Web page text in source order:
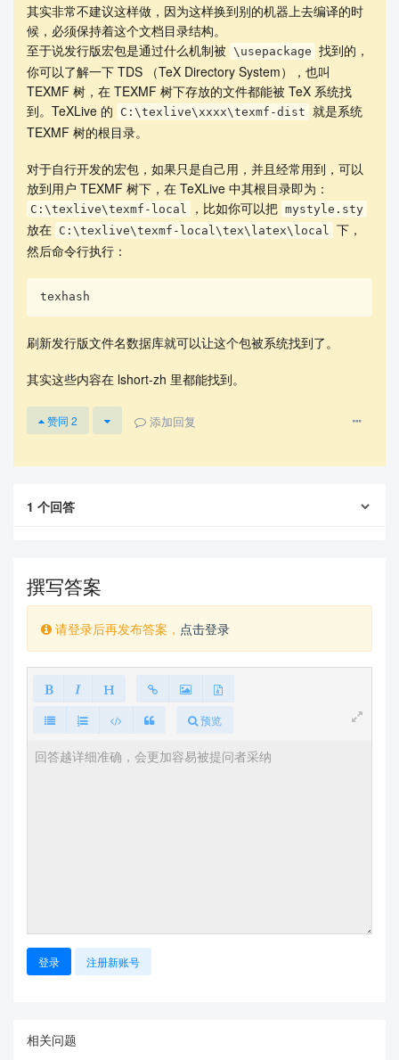
查看更多
其实非常不建议这样做，因为这样换到别的机器上去编译的时
候，必须保持着这个文档目录结构。
至于说发行版宏包是通过什么机制被 \usepackage 找到的，
你可以了解一下 TDS （TeX Directory System），也叫
TEXMF 树，在 TEXMF 树下存放的文件都能被 TeX 系统找
到。TeXLive 的
C:\texlive\xxxx\texmf-dist 就是系统
TEXMF 树的根目录。
对于自行开发的宏包，如果只是自己用，并且经常用到，可以
放到用户 TEXMF 树下，在 TeXLive 中其根目录即为：
C:\texlive\texmf-local ，比如你可以把 mystyle.sty
放在 C:\texlive\texmf-local\tex\latex\local 下，
然后命令行执行：
texhash
刷新发行版文件名数据库就可以让这个包被系统找到了。
其实这些内容在 lshort-zh 里都能找到。
赞同 2 添加回复
1 个回答
撰写答案
请登录后再发布答案， 点击登录
预览
登录 注册新账号
相关问题